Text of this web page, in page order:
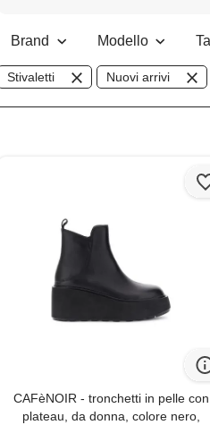
Brand Modello
Stivaletti Nuovi arrivi
CAFèNOIR - tronchetti in pelle con
plateau, da donna, colore nero,